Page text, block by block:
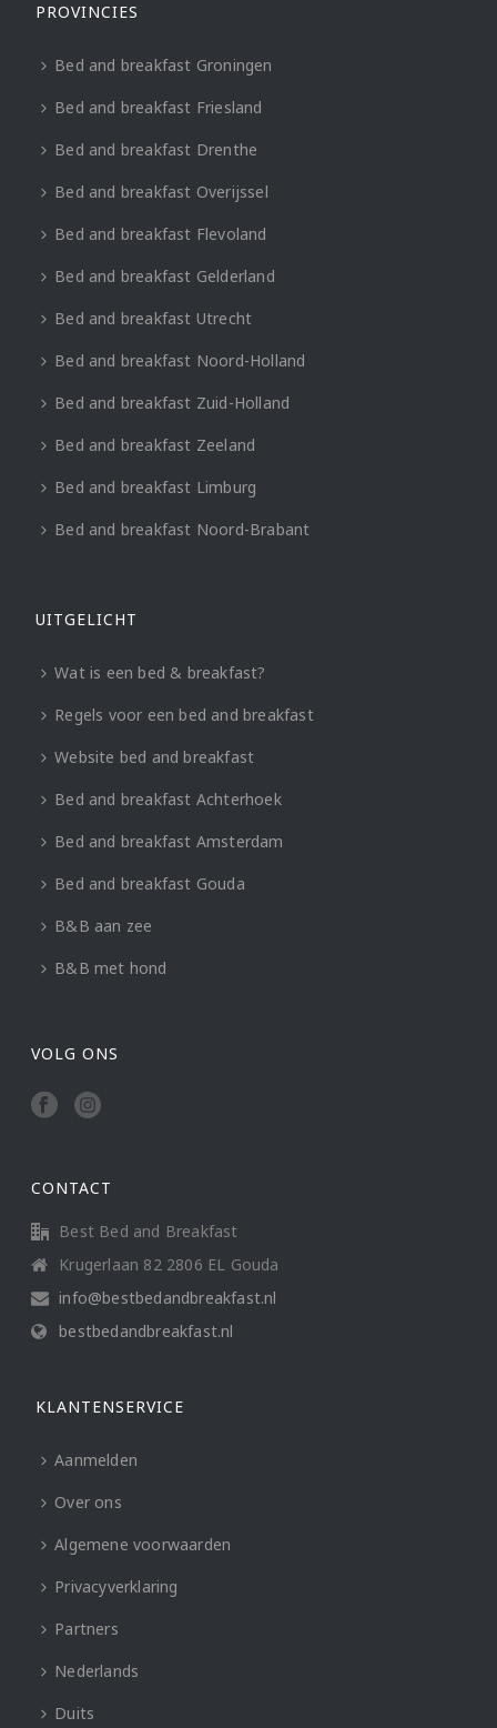
PROVINCIES
Bed and breakfast Groningen
Bed and breakfast Friesland
Bed and breakfast Drenthe
Bed and breakfast Overijssel
Bed and breakfast Flevoland
Bed and breakfast Gelderland
Bed and breakfast Utrecht
Bed and breakfast Noord-Holland
Bed and breakfast Zuid-Holland
Bed and breakfast Zeeland
Bed and breakfast Limburg
Bed and breakfast Noord-Brabant
UITGELICHT
Wat is een bed & breakfast?
Regels voor een bed and breakfast
Website bed and breakfast
Bed and breakfast Achterhoek
Bed and breakfast Amsterdam
Bed and breakfast Gouda
B&B aan zee
B&B met hond
VOLG ONS
CONTACT
Best Bed and Breakfast
Krugerlaan 82 2806 EL Gouda
info@bestbedandbreakfast.nl
bestbedandbreakfast.nl
KLANTENSERVICE
Aanmelden
Over ons
Algemene voorwaarden
Privacyverklaring
Partners
Nederlands
Duits